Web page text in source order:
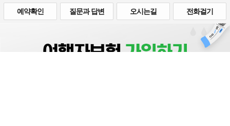
예약확인 질문과 답변 오시는길 전화걸기